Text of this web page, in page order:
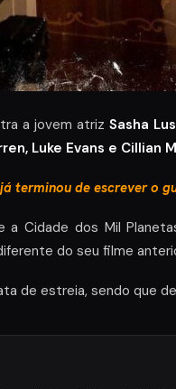
a jovem atriz Sasha
Luke Evans e Cillian
terminou de escrever o
a Cidade dos Mil
do seu filme
de estreia, sendo que